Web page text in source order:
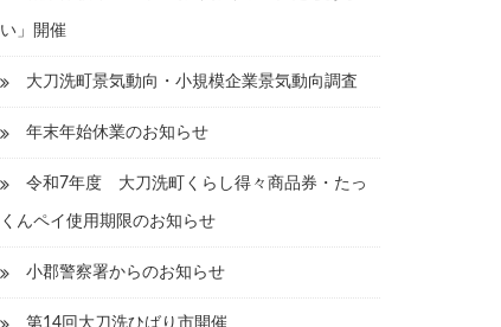
い」開催
大刀洗町景気動向・小規模企業景気動向調査
年末年始休業のお知らせ
令和7年度 大刀洗町くらし得々商品券・たっ
くんペイ使用期限のお知らせ
小郡警察署からのお知らせ
第14回大刀洗ひばり市開催